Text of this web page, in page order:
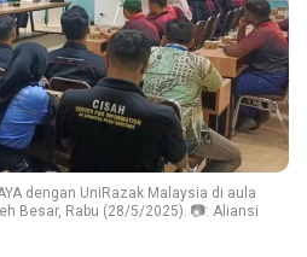
dengan UniRazak Malaysia di aula
Besar, Rabu (28/5/2025). 📷: Aliansi